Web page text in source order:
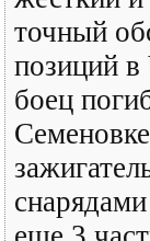
точный
позиций в
боец
Семеновке